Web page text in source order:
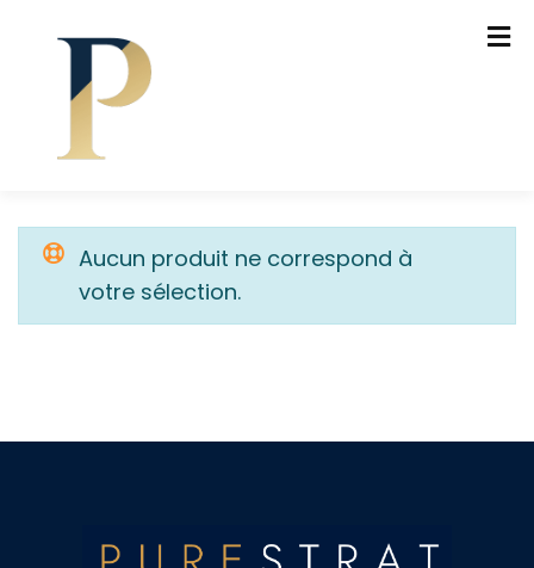
Aucun produit ne correspond à
votre sélection.